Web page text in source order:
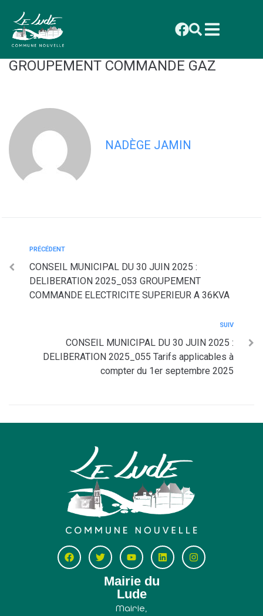
principal
CONSEIL MUNICIPAL DU 30 JUIN 2025
: DELIBERATION 2025_054
GROUPEMENT COMMANDE GAZ
NADÈGE JAMIN
PRÉCÉDENT
CONSEIL MUNICIPAL DU 30 JUIN 2025 :
DELIBERATION 2025_053 GROUPEMENT
COMMANDE ELECTRICITE SUPERIEUR A 36KVA
SUIV
CONSEIL MUNICIPAL DU 30 JUIN 2025 :
DELIBERATION 2025_055 Tarifs applicables à
compter du 1er septembre 2025
Mairie du
Lude
Mairie,